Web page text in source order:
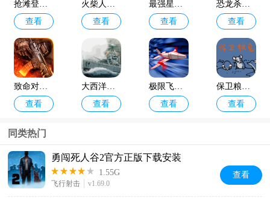
查看
查看
查看
查看
查看
查看
查看
查看
同类热门
勇闯死人谷2官方正版下载安装
1.55G
飞行射击 v1.69.0
查看